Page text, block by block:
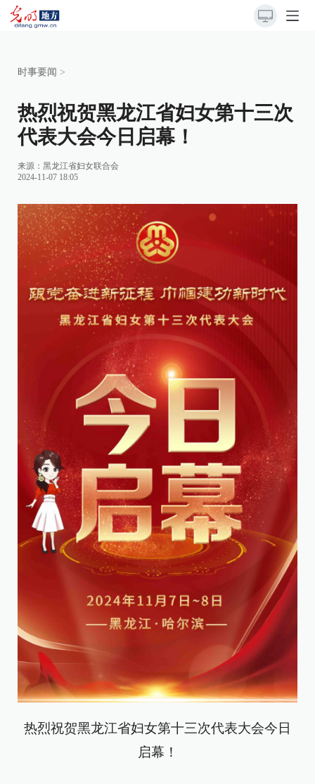
时事要闻 >
热烈祝贺黑龙江省妇女第十三次
代表大会今日启幕！
来源： 黑龙江省妇女联合会
2024-11-07 18:05
热烈祝贺黑龙江省妇女第十三次代表大会今日
启幕！